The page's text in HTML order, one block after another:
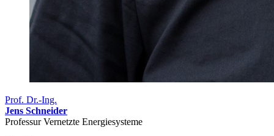
Prof. Dr.-Ing.
Jens Schneider
Professur Vernetzte Energiesysteme